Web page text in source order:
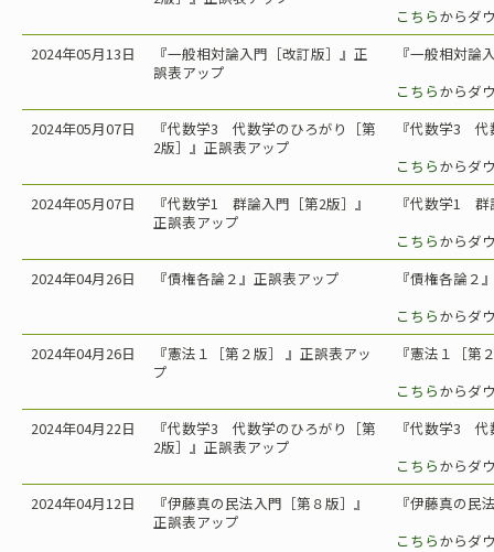
こちらからダ
2024年05月13日
『一般相対論入門［改訂版］』正
誤表アップ
『一般相対論
こちらからダ
2024年05月07日
『代数学3 代数学のひろがり［第
2版］』正誤表アップ
『代数学3 代
こちらからダ
2024年05月07日
『代数学1 群論入門［第2版］』
正誤表アップ
『代数学1 群
こちらからダ
2024年04月26日
『債権各論２』正誤表アップ
『債権各論２
こちらからダ
2024年04月26日
『憲法１［第２版］ 』正誤表アッ
プ
『憲法１［第
こちらからダ
2024年04月22日
『代数学3 代数学のひろがり［第
2版］』正誤表アップ
『代数学3 代
こちらからダ
2024年04月12日
『伊藤真の民法入門［第８版］』
正誤表アップ
『伊藤真の民
こちらからダ